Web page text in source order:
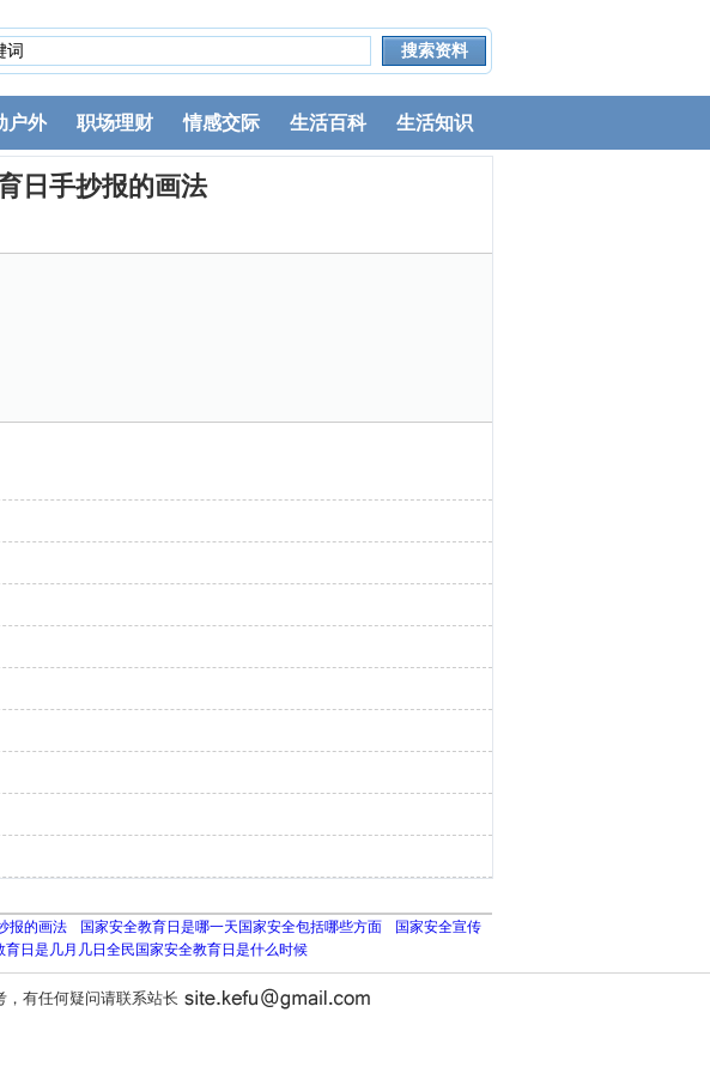
户外 职场理财 情感交际 生活百科 生活知识
日手抄报的画法
报的画法 国家安全教育日是哪一天国家安全包括哪些方面
国家安全宣传
育日是几月几日全民国家安全教育日是什么时候
有任何疑问请联系站长